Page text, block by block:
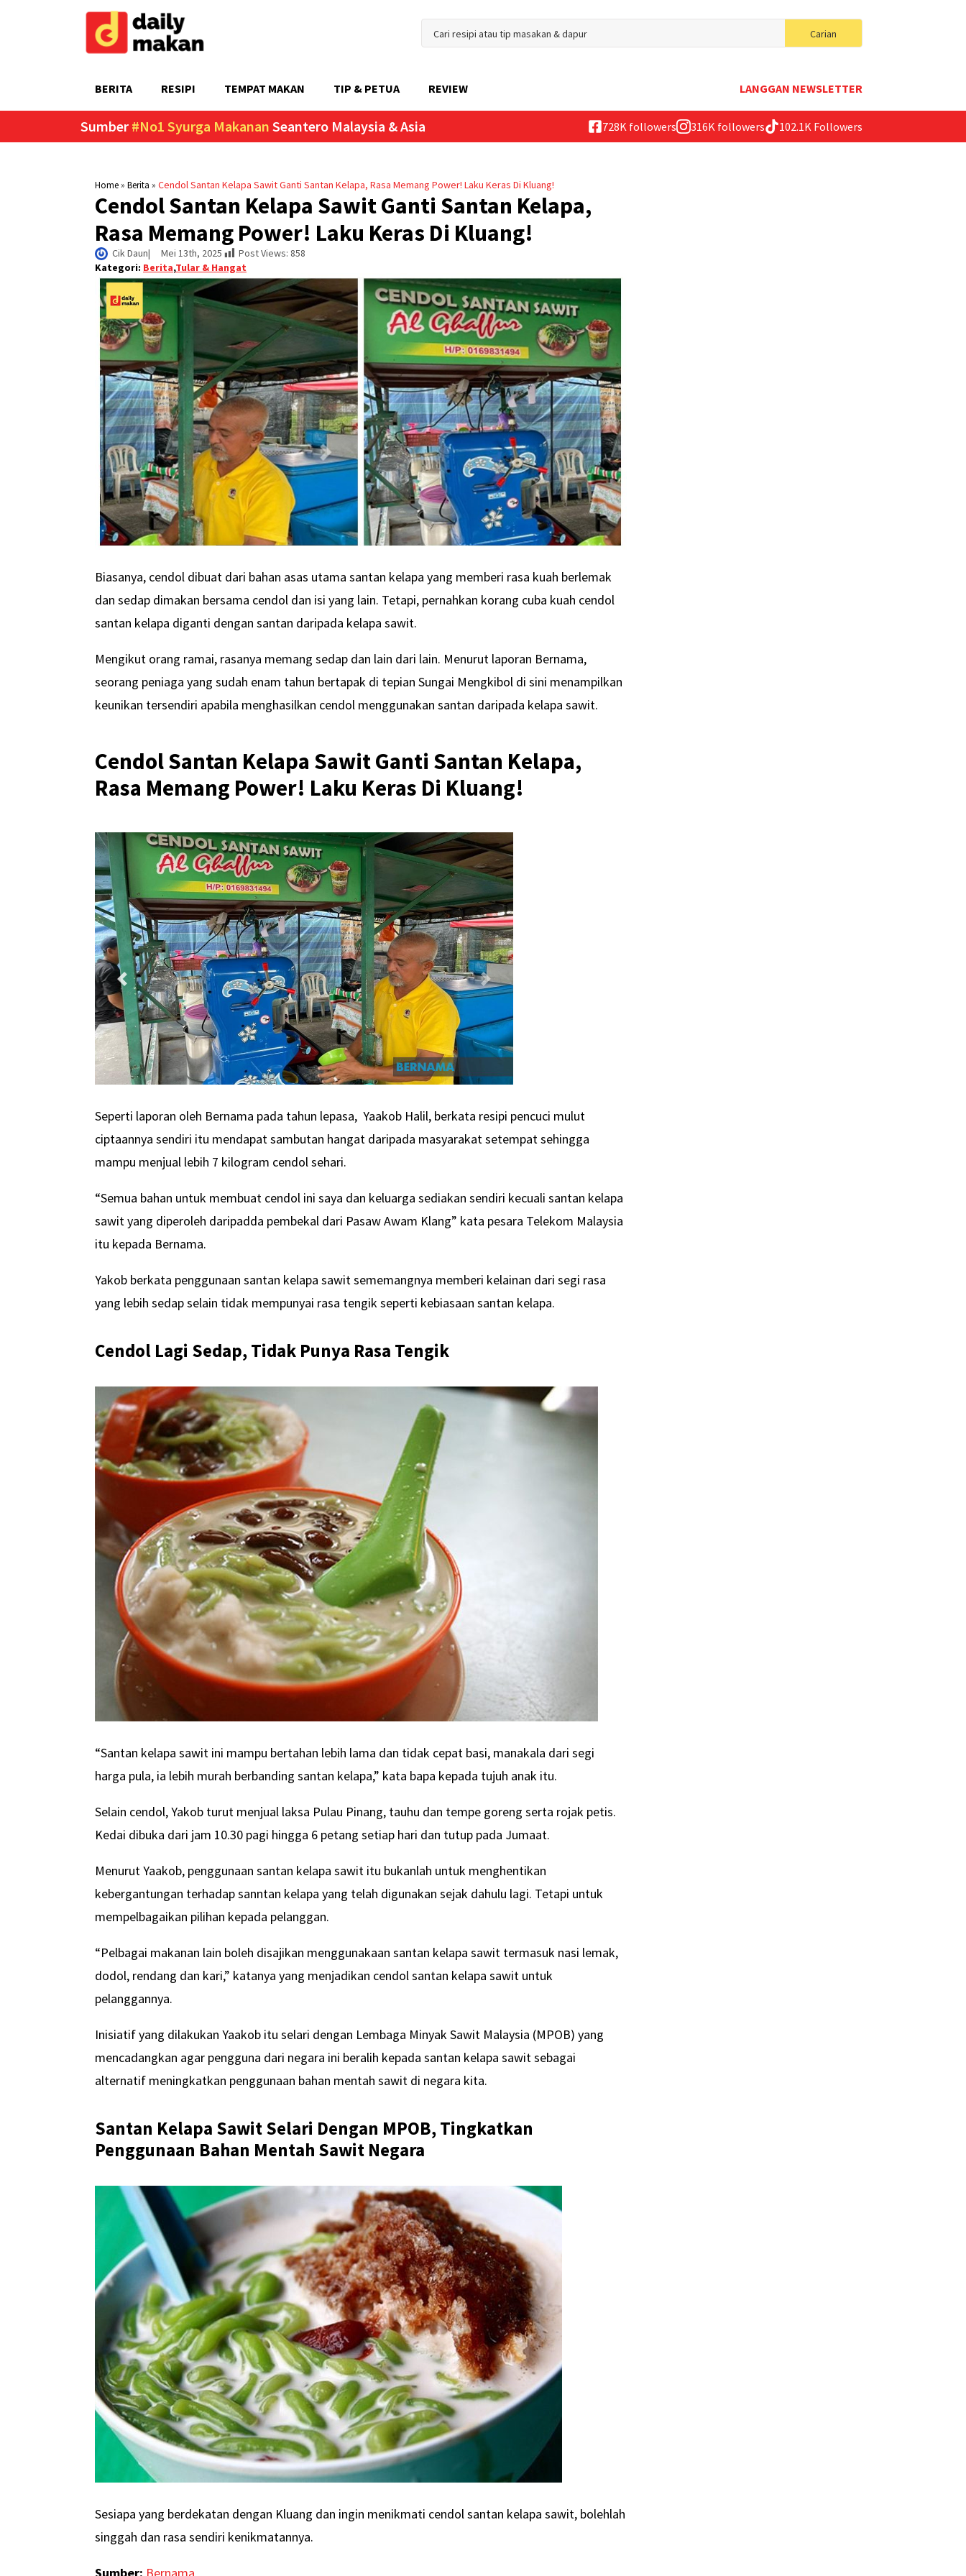
Carian
for:
BERITA RESIPI TEMPAT MAKAN TIP & PETUA REVIEW LANGGAN NEWSLETTER
Sumber #No1 Syurga Makanan Seantero Malaysia & Asia 728K followers 316K followers 102.1K Followers
Home» Berita » Cendol Santan Kelapa Sawit Ganti Santan Kelapa, Rasa Memang Power! Laku Keras Di Kluang!
Cendol Santan Kelapa Sawit Ganti Santan Kelapa,
Rasa Memang Power! Laku Keras Di Kluang!
Cik Daun| Mei 13th, 2025 Post Views: 858
Kategori: Berita,Tular & Hangat
Biasanya, cendol dibuat dari bahan asas utama santan kelapa yang memberi rasa kuah berlemak
dan sedap dimakan bersama cendol dan isi yang lain. Tetapi, pernahkan korang cuba kuah cendol
santan kelapa diganti dengan santan daripada kelapa sawit.
Mengikut orang ramai, rasanya memang sedap dan lain dari lain. Menurut laporan Bernama,
seorang peniaga yang sudah enam tahun bertapak di tepian Sungai Mengkibol di sini menampilkan
keunikan tersendiri apabila menghasilkan cendol menggunakan santan daripada kelapa sawit.
Cendol Santan Kelapa Sawit Ganti Santan Kelapa,
Rasa Memang Power! Laku Keras Di Kluang!
Seperti laporan oleh Bernama pada tahun lepasa, Yaakob Halil, berkata resipi pencuci mulut
ciptaannya sendiri itu mendapat sambutan hangat daripada masyarakat setempat sehingga
mampu menjual lebih 7 kilogram cendol sehari.
“Semua bahan untuk membuat cendol ini saya dan keluarga sediakan sendiri kecuali santan kelapa
sawit yang diperoleh daripadda pembekal dari Pasaw Awam Klang” kata pesara Telekom Malaysia
itu kepada Bernama.
Yakob berkata penggunaan santan kelapa sawit sememangnya memberi kelainan dari segi rasa
yang lebih sedap selain tidak mempunyai rasa tengik seperti kebiasaan santan kelapa.
Cendol Lagi Sedap, Tidak Punya Rasa Tengik
“Santan kelapa sawit ini mampu bertahan lebih lama dan tidak cepat basi, manakala dari segi
harga pula, ia lebih murah berbanding santan kelapa,” kata bapa kepada tujuh anak itu.
Selain cendol, Yakob turut menjual laksa Pulau Pinang, tauhu dan tempe goreng serta rojak petis.
Kedai dibuka dari jam 10.30 pagi hingga 6 petang setiap hari dan tutup pada Jumaat.
Menurut Yaakob, penggunaan santan kelapa sawit itu bukanlah untuk menghentikan
kebergantungan terhadap sanntan kelapa yang telah digunakan sejak dahulu lagi. Tetapi untuk
mempelbagaikan pilihan kepada pelanggan.
“Pelbagai makanan lain boleh disajikan menggunakaan santan kelapa sawit termasuk nasi lemak,
dodol, rendang dan kari,” katanya yang menjadikan cendol santan kelapa sawit untuk
pelanggannya.
Inisiatif yang dilakukan Yaakob itu selari dengan Lembaga Minyak Sawit Malaysia (MPOB) yang
mencadangkan agar pengguna dari negara ini beralih kepada santan kelapa sawit sebagai
alternatif meningkatkan penggunaan bahan mentah sawit di negara kita.
Santan Kelapa Sawit Selari Dengan MPOB, Tingkatkan
Penggunaan Bahan Mentah Sawit Negara
Sesiapa yang berdekatan dengan Kluang dan ingin menikmati cendol santan kelapa sawit, bolehlah
singgah dan rasa sendiri kenikmatannya.